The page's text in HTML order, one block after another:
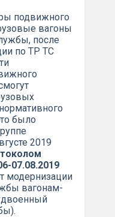
подвижного
вагоны
после
по ТР ТС
было
2019
07.08.2019
модернизации
вагонам-